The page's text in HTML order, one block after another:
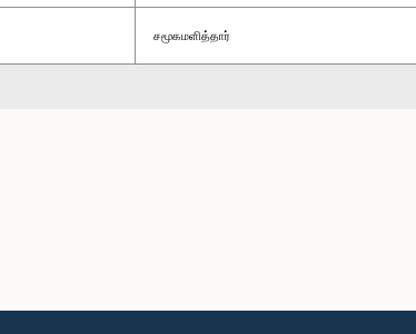
சமூகமளித்தார்